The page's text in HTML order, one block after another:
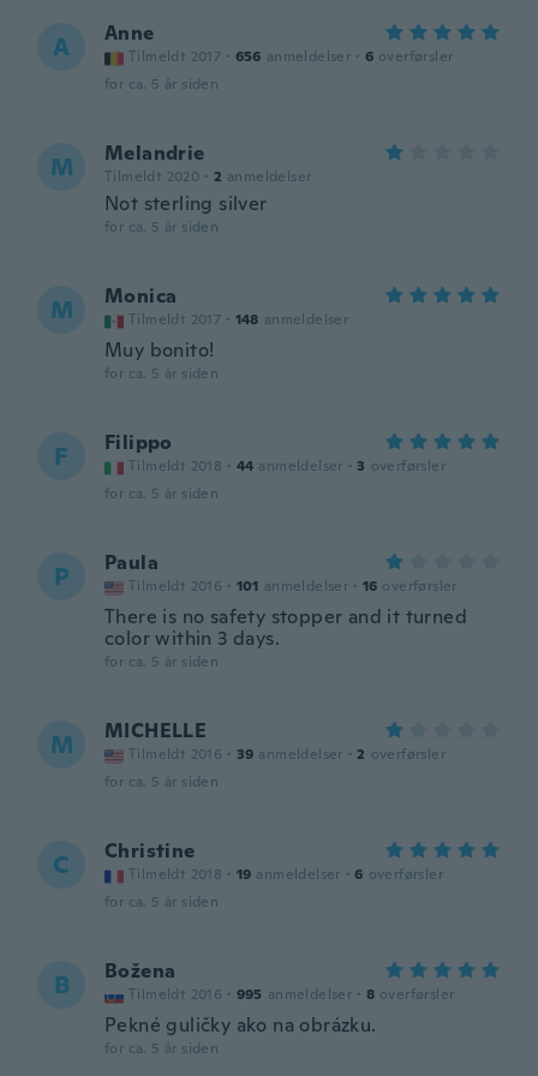
A Anne
Tilmeldt 2017 · 656 anmeldelser · 6 overførsler
for ca. 5 år siden
M Melandrie
Tilmeldt 2020 · 2 anmeldelser
Not sterling silver
for ca. 5 år siden
M Monica
Tilmeldt 2017 · 148 anmeldelser
Muy bonito!
for ca. 5 år siden
F Filippo
Tilmeldt 2018 · 44 anmeldelser · 3 overførsler
for ca. 5 år siden
P Paula
Tilmeldt 2016 · 101 anmeldelser · 16 overførsler
There is no safety stopper and it turned
color within 3 days.
for ca. 5 år siden
M MICHELLE
Tilmeldt 2016 · 39 anmeldelser · 2 overførsler
for ca. 5 år siden
C Christine
Tilmeldt 2018 · 19 anmeldelser · 6 overførsler
for ca. 5 år siden
B Božena
Tilmeldt 2016 · 995 anmeldelser · 8 overførsler
Pekné guličky ako na obrázku.
for ca. 5 år siden